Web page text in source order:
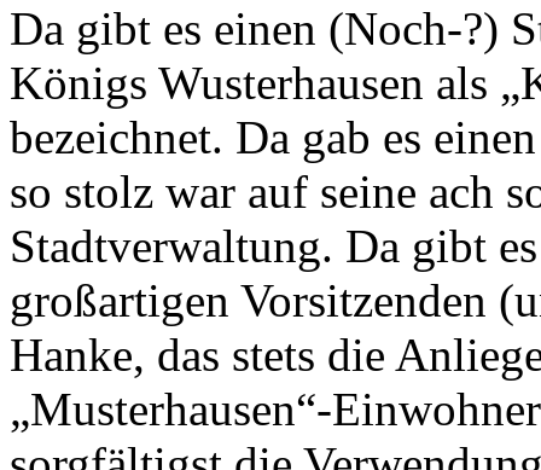
Da gibt es einen (Noch-?)
Königs Wusterhausen als
bezeichnet. Da gab es
so stolz war auf seine ach
Stadtverwaltung. Da gibt
großartigen Vorsitzenden
Hanke, das stets die
„Musterhausen“-